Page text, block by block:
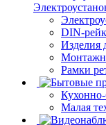
DIN-
Изделия
Рамки
Малая